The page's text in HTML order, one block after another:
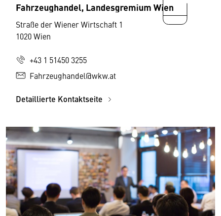
Fahrzeughandel, Landesgremium Wien
Straße der Wiener Wirtschaft 1
1020 Wien
+43 1 51450 3255
Fahrzeughandel@wkw.at
Detaillierte Kontaktseite